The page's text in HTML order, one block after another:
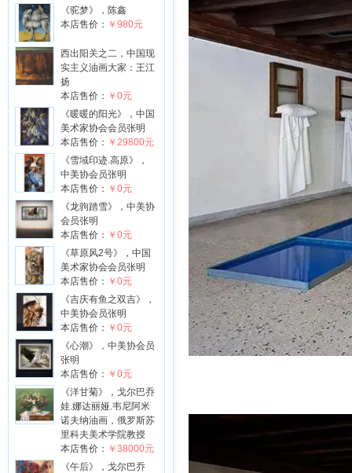
《驼梦》，陈鑫
本店售价： ￥980元
西出阳关之二，中国现
实主义油画大家：王江
扬
本店售价： ￥0元
《暖暖的阳光》，中国
美术家协会会员张明
本店售价： ￥29800元
《雪域印迹.高原》，
中美协会员张明
本店售价： ￥0元
《龙驹踏雪》，中美协
会员张明
本店售价： ￥0元
《草原风2号》，中国
美术家协会会员张明
本店售价： ￥0元
《吉庆有鱼之双吉》，
中美协会员张明
本店售价： ￥0元
《心潮》，中美协会员
张明
本店售价： ￥0元
《洋甘菊》，戈尔巴乔
娃.娜达丽娅.韦尼阿米
诺夫纳油画，俄罗斯苏
里科夫美术学院教授
本店售价： ￥38000元
《午后》，戈尔巴乔